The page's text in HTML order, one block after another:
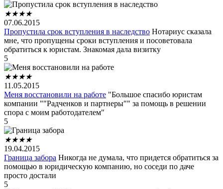
★★★★
07.06.2015
Пропустила срок вступления в наследство Нотариус сказала
мне, что пропущены сроки вступления и посоветовала
обратиться к юристам. Знакомая дала визитку
5
★★★★
11.05.2015
Меня восстановили на работе "Большое спасибо юристам
компании ""Радченков и партнеры"" за помощь в решении
спора с моим работодателем"
5
★★★★
19.04.2015
Граница забора Никогда не думала, что придется обратиться за
помощью в юридическую компанию, но соседи по даче
просто достали
5